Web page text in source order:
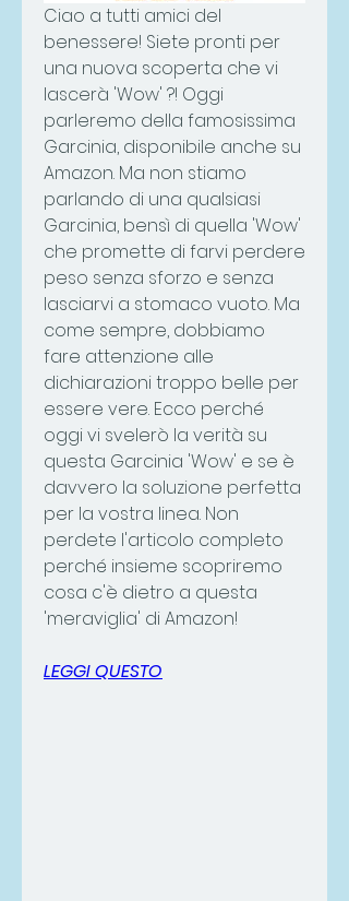
Ciao a tutti amici del
benessere! Siete pronti per
una nuova scoperta che vi
lascerà 'Wow' ?! Oggi
parleremo della famosissima
Garcinia, disponibile anche su
Amazon. Ma non stiamo
parlando di una qualsiasi
Garcinia, bensì di quella 'Wow'
che promette di farvi perdere
peso senza sforzo e senza
lasciarvi a stomaco vuoto. Ma
come sempre, dobbiamo
fare attenzione alle
dichiarazioni troppo belle per
essere vere. Ecco perché
oggi vi svelerò la verità su
questa Garcinia 'Wow' e se è
davvero la soluzione perfetta
per la vostra linea. Non
perdete l'articolo completo
perché insieme scopriremo
cosa c'è dietro a questa
'meraviglia' di Amazon!
LEGGI QUESTO